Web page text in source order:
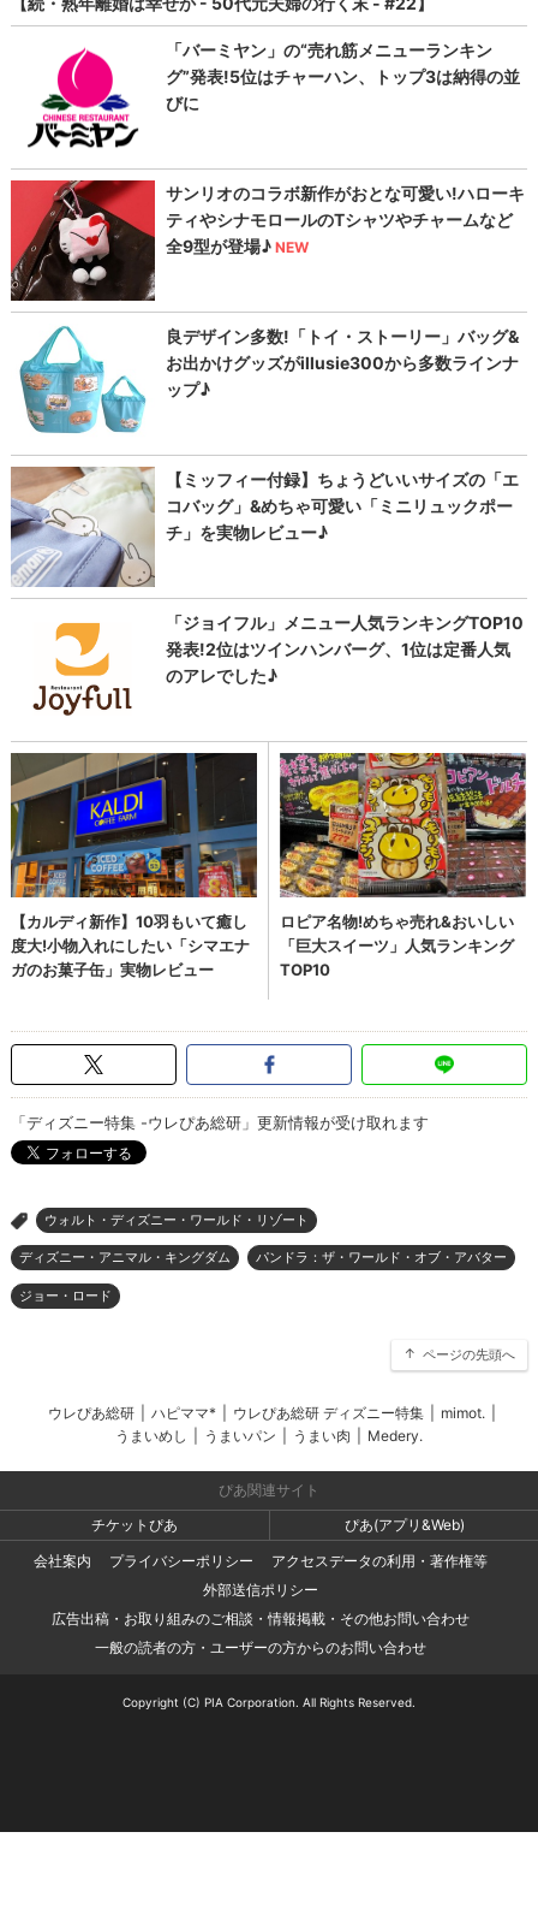
「ディズニー特集 -ウレぴあ総研」更新情報が受け取れます
> ウォルト・ディズニー・ワールド・リゾート
ディズニー・アニマル・キングダム パンドラ：ザ・ワールド・オブ・アバター
ジョー・ロード
ページの先頭へ
ウレぴあ総研 ハピママ* ウレぴあ総研 ディズニー特集 mimot.
うまいめし
うまいパン うまい肉 Medery.
ぴあ関連サイト
チケットぴあ
ぴあ(アプリ&Web)
会社案内
プライバシーポリシー
アクセスデータの利用・著作権等
外部送信ポリシー
広告出稿・お取り組みのご相談・情報掲載・その他お問い合わせ
一般の読者の方・ユーザーの方からのお問い合わせ
Copyright (C) PIA Corporation. All Rights Reserved.